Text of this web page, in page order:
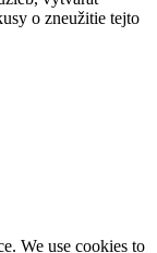
o zneužitie tejto
We use cookies to